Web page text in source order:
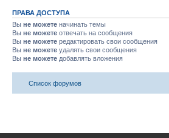
ПРАВА ДОСТУПА
Вы не можете начинать темы
Вы не можете отвечать на сообщения
Вы не можете редактировать свои сообщения
Вы не можете удалять свои сообщения
Вы не можете добавлять вложения
Список форумов